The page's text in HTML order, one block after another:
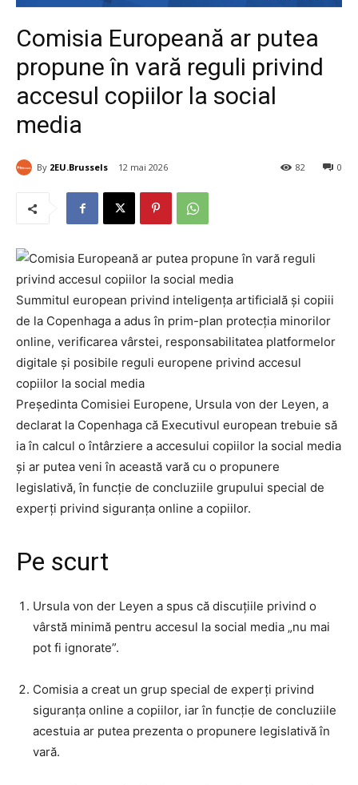
Comisia Europeană ar putea
propune în vară reguli privind
accesul copiilor la social
media
By 2EU.Brussels 12 mai 2026 0
82
Summitul european privind inteligența artificială și copiii
de la Copenhaga a adus în prim-plan protecția minorilor
online, verificarea vârstei, responsabilitatea platformelor
digitale și posibile reguli europene privind accesul
copiilor la social media
Președinta Comisiei Europene, Ursula von der Leyen, a
declarat la Copenhaga că Executivul european trebuie să
ia în calcul o întârziere a accesului copiilor la social media
și ar putea veni în această vară cu o propunere
legislativă, în funcție de concluziile grupului special de
experți privind siguranța online a copiilor.
Pe scurt
Ursula von der Leyen a spus că discuțiile privind o
vârstă minimă pentru accesul la social media „nu mai
pot fi ignorate”.
Comisia a creat un grup special de experți privind
siguranța online a copiilor, iar în funcție de concluziile
acestuia ar putea prezenta o propunere legislativă în
vară.